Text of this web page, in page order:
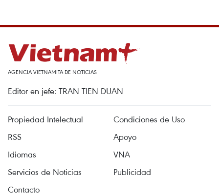
AGENCIA VIETNAMITA DE NOTICIAS
Editor en jefe: TRAN TIEN DUAN
Propiedad Intelectual
Condiciones de Uso
RSS
Apoyo
Idiomas
VNA
Servicios de Noticias
Publicidad
Contacto